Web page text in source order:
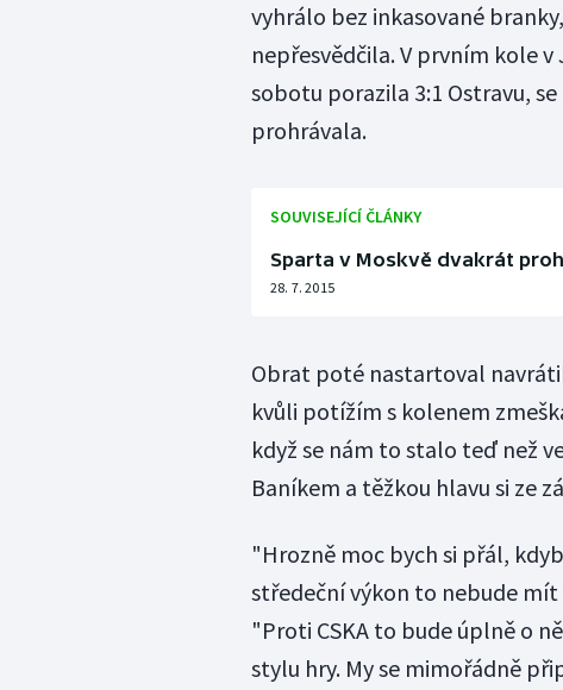
vyhrálo bez inkasované
nepřesvědčila. V prvním kole
sobotu porazila 3:1 Ostravu,
prohrávala.
SOUVISEJÍCÍ ČLÁNKY
Sparta v Moskvě dvakrát
28. 7. 2015
Obrat poté nastartoval
kvůli potížím s kolenem
když se nám to stalo teď než
Baníkem a těžkou hlavu si ze
"Hrozně moc bych si přál,
středeční výkon to nebude mít
"Proti CSKA to bude úplně o
stylu hry. My se mimořádně